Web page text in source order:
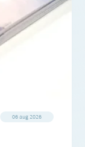
06 aug 2026